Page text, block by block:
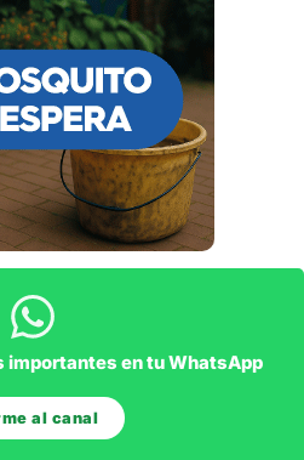
importantes en tu WhatsApp
al canal